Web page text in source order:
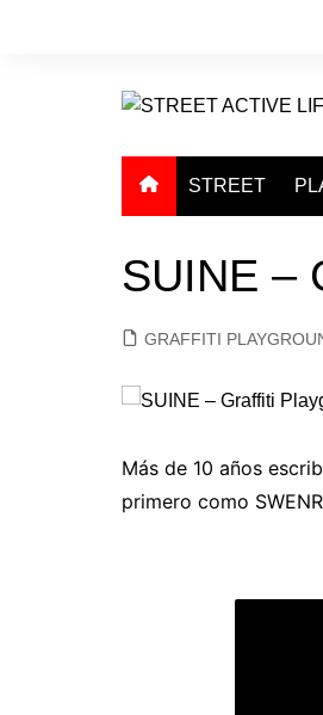
STREET
SUINE –
GRAFFITI
Más de 10 años
primero como